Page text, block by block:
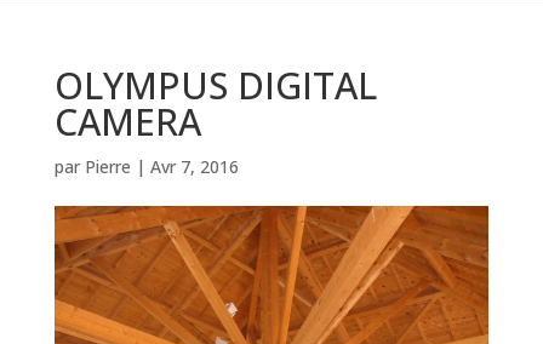
OLYMPUS DIGITAL
CAMERA
par Pierre | Avr 7, 2016